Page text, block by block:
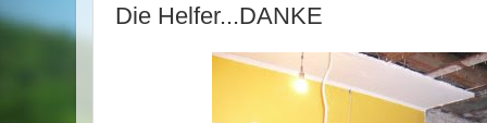
Die Helfer...DANKE